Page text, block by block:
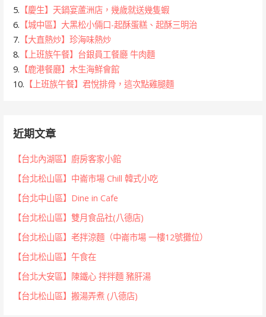
5. 【慶生】天鍋宴蘆洲店，幾歲就送幾隻蝦
6. 【城中區】大黑松小倆口-起酥蛋糕、起酥三明治
7. 【大直熱炒】珍海味熱炒
8. 【上班族午餐】台銀員工餐廳 牛肉麵
9. 【鹿港餐廳】木生海鮮會館
10. 【上班族午餐】君悅排骨，這次點雞腿麵
近期文章
【台北內湖區】廚房客家小館
【台北松山區】中崙市場 Chill 韓式小吃
【台北中山區】Dine in Cafe
【台北松山區】雙月食品社(八德店)
【台北松山區】老拌涼麵（中崙市場 一樓12號攤位）
【台北松山區】午食在
【台北大安區】陳鐵心 拌拌麵 豬肝湯
【台北松山區】搬湯弄煮 (八德店)